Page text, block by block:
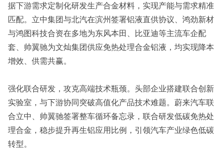
据下游需求定制化研发生产合金材料，实现产能与需求精准
匹配。立中集团与北汽在滨州签署铝液直供协议、鸿劲新材
与鸿图科技合资在多地为东风本田、比亚迪等主流车企配
套、帅翼驰为文灿集团供应免热处理合金铝液，均实现降本
增效、供需共赢。
强化联合研发，攻克高端技术瓶颈。头部企业搭建联合创新
实验室，与下游协同突破高值化产品技术难题。蔚来汽车联
合立中、帅翼驰签署整车循环备忘录，联合研发低碳免热处
理合金，稳步提升再生铝应用比例，引领汽车产业绿色低碳
转型。